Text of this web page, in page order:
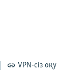
VPN-сіз оқу